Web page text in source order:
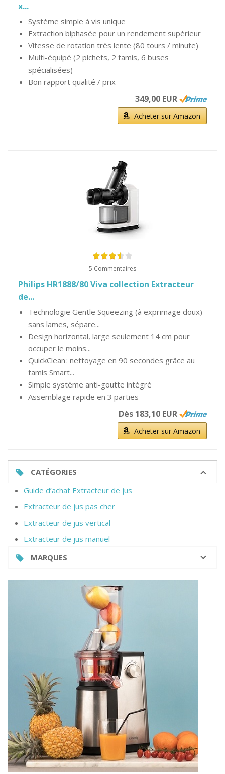
x...
Système simple à vis unique
Extraction biphasée pour un rendement supérieur
Vitesse de rotation très lente (80 tours / minute)
Multi-équipé (2 pichets, 2 tamis, 6 buses
spécialisées)
Bon rapport qualité / prix
349,00 EUR
Acheter sur Amazon
5 Commentaires
Philips HR1888/80 Viva collection Extracteur
de...
Technologie Gentle Squeezing (à exprimage doux)
sans lames, sépare...
Design horizontal, large seulement 14 cm pour
occuper le moins...
QuickClean : nettoyage en 90 secondes grâce au
tamis Smart...
Simple système anti-goutte intégré
Assemblage rapide en 3 parties
Dès 183,10 EUR
Acheter sur Amazon
CATÉGORIES
Guide d’achat Extracteur de jus
Extracteur de jus pas cher
Extracteur de jus vertical
Extracteur de jus manuel
MARQUES